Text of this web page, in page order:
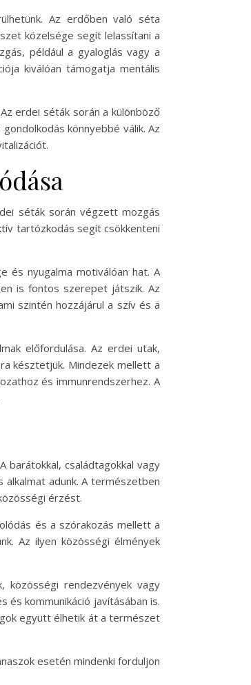
Az erdőben való séta
közelsége segít lelassítani a
például a gyaloglás vagy a
kiválóan támogatja mentális
erdei séták során a különböző
könnyebbé válik. Az
séták során végzett mozgás
tartózkodás segít csökkenteni
és nyugalma motiválóan hat. A
is fontos szerepet játszik. Az
szintén hozzájárul a szív és a
előfordulása. Az erdei utak,
késztetjük. Mindezek mellett a
és immunrendszerhez. A
barátokkal, családtagokkal vagy
adunk. A természetben
érzést.
és a szórakozás mellett a
Az ilyen közösségi élmények
közösségi rendezvények vagy
kommunikáció javításában is.
együtt élhetik át a természet
esetén mindenki forduljon